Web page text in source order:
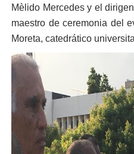
Mèlido Mercedes y el
maestro de ceremonia del
Moreta, catedrático